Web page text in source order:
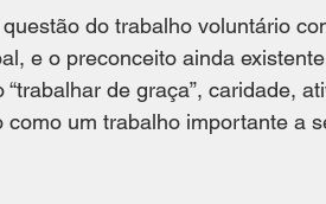
do trabalho voluntário
e o preconceito ainda
de graça”, caridade,
um trabalho importante a